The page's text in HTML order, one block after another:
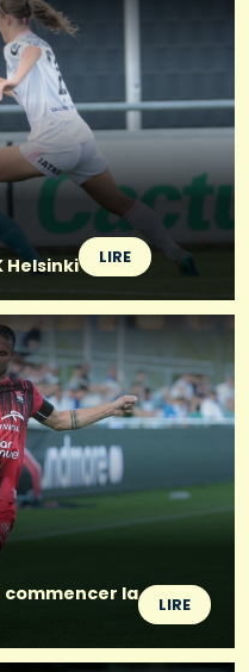
Helsinki
LIRE
commencer la
LIRE